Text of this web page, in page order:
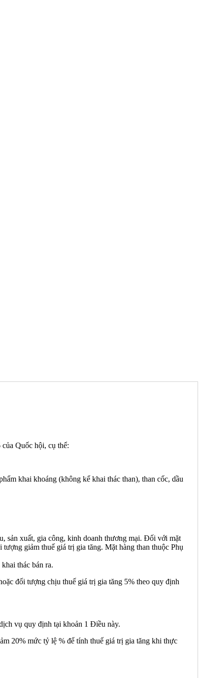
Quốc hội, cụ thể:
khai khoáng (không kể khai thác than), than cốc, dầu
sản xuất, gia công, kinh doanh thương mại. Đối với mặt
giảm thuế giá trị gia tăng. Mặt hàng than thuộc Phụ
thác bán ra.
đối tượng chịu thuế giá trị gia tăng 5% theo quy định
vụ quy định tại khoản 1 Điều này.
20% mức tỷ lệ % để tính thuế giá trị gia tăng khi thực